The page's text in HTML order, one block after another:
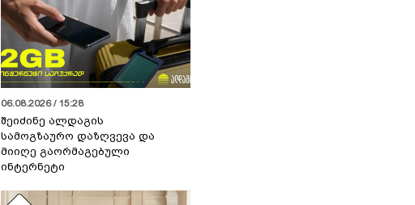
06.08.2026 / 15:28
შეიძინე ალდაგის
სამოგზაურო დაზღვევა და
მიიღე გაორმაგებული
ინტერნეტი